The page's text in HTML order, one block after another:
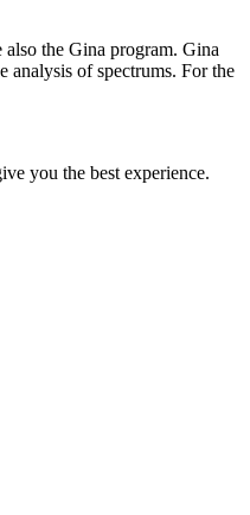
the Gina program. Gina
of spectrums. For the
you the best experience.